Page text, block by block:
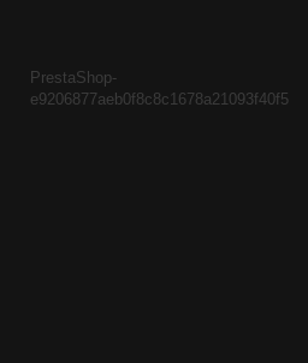
PrestaShop-
e9206877aeb0f8c8c1678a21093f40f5